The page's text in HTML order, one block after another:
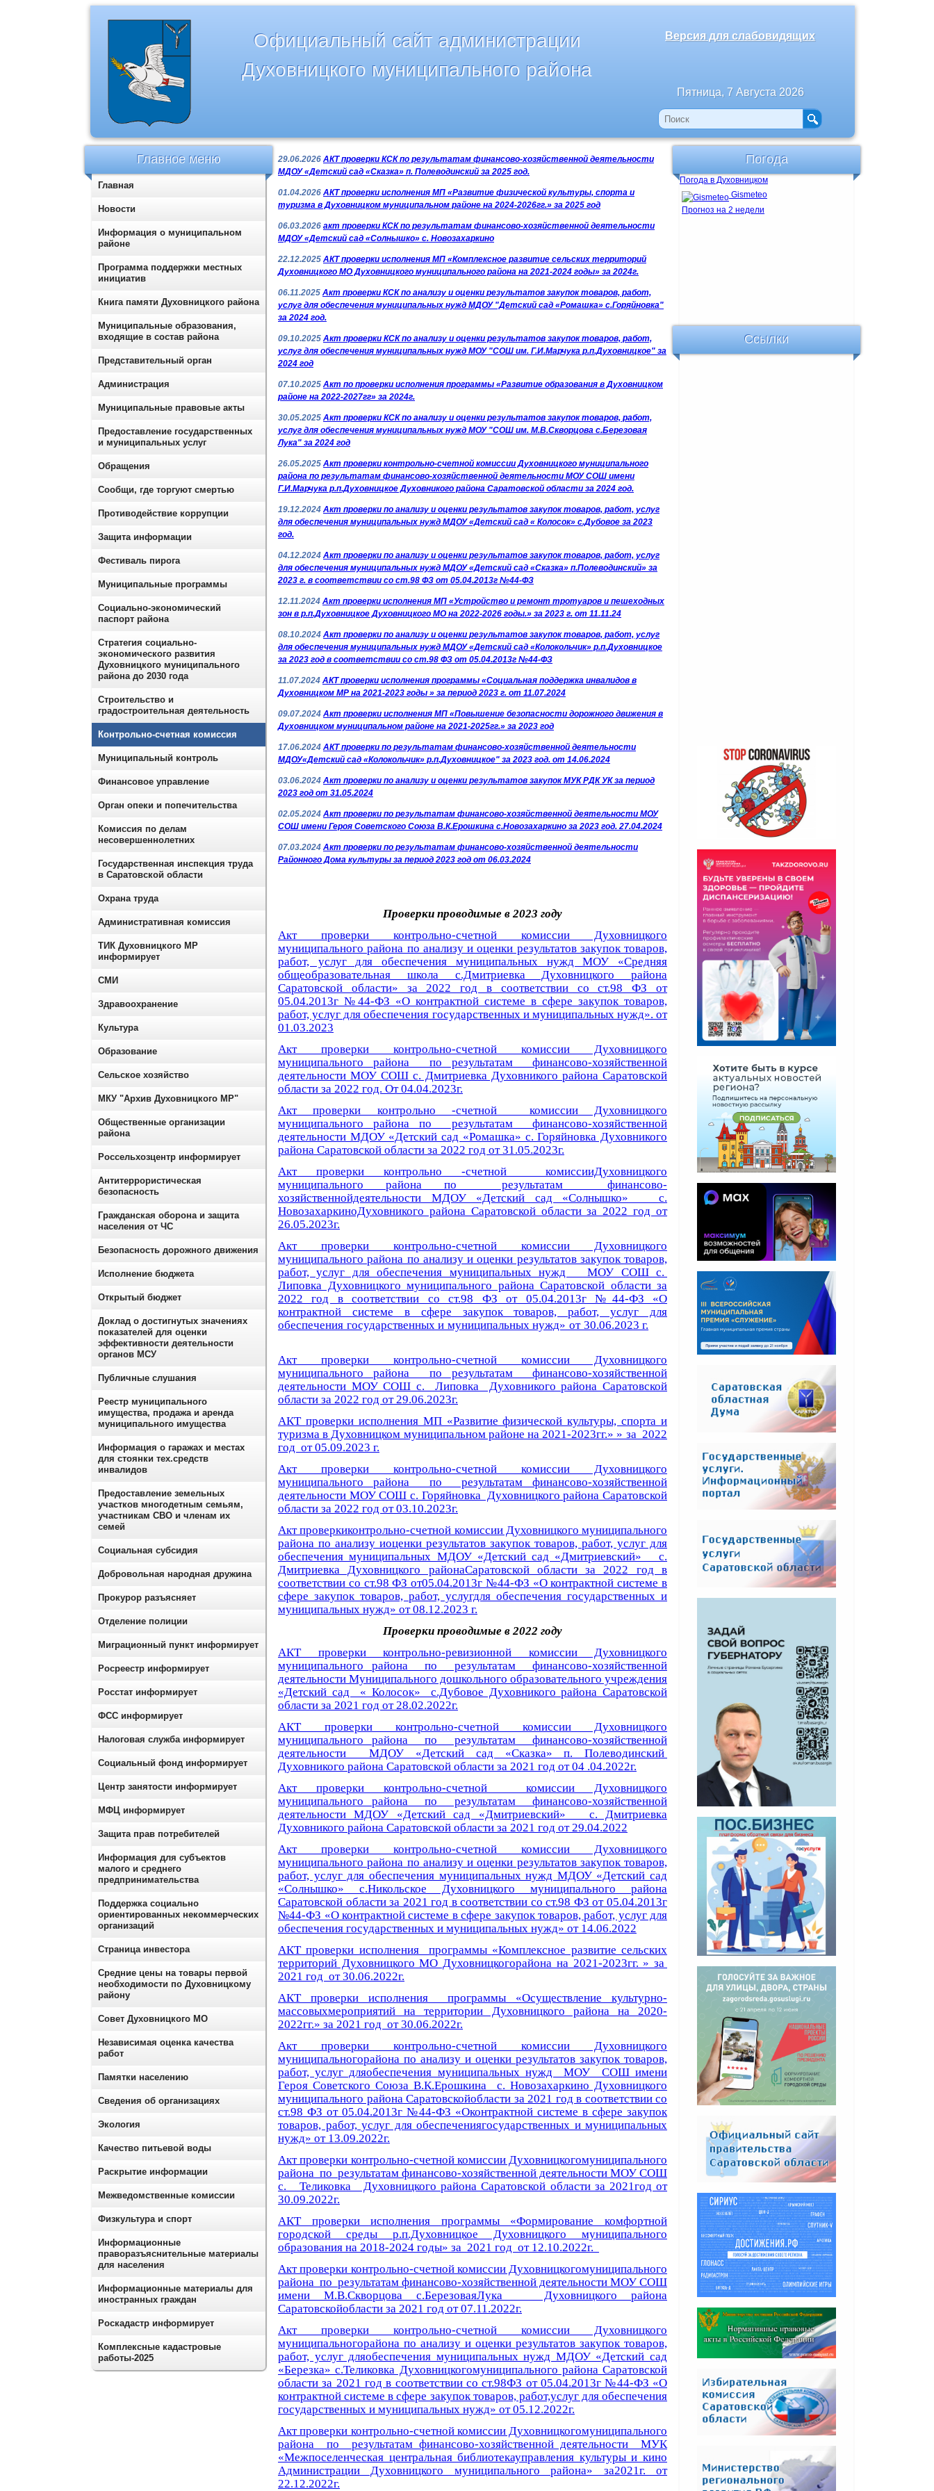
Официальный сайт администрации
Духовницкого муниципального района
Версия для слабовидящих
Пятница, 7 Августа 2026
29.06.2026 АКТ проверки КСК по результатам финансово-хозяйственной деятельности
МДОУ «Детский сад «Сказка» п. Полеводинский за 2025 год.
01.04.2026 АКТ проверки исполнения МП «Развитие физической культуры, спорта и
туризма в Духовницком муниципальном районе на 2024-2026гг.» за 2025 год
06.03.2026 акт проверки КСК по результатам финансово-хозяйственной деятельности
МДОУ «Детский сад «Солнышко» с. Новозахаркино
22.12.2025 АКТ проверки исполнения МП «Комплексное развитие сельских территорий
Духовницкого МО Духовницкого муниципального района на 2021-2024 годы» за 2024г.
06.11.2025 Акт проверки КСК по анализу и оценки результатов закупок товаров, работ,
услуг для обеспечения муниципальных нужд МДОУ "Детский сад «Ромашка» с.Горяйновка"
за 2024 год.
09.10.2025 Акт проверки КСК по анализу и оценки результатов закупок товаров, работ,
услуг для обеспечения муниципальных нужд МОУ "СОШ им. Г.И.Марчука р.п.Духовницкое" за
2024 год
07.10.2025 Акт по проверки исполнения программы «Развитие образования в Духовницком
районе на 2022-2027гг» за 2024г.
30.05.2025 Акт проверки КСК по анализу и оценки результатов закупок товаров, работ,
услуг для обеспечения муниципальных нужд МОУ "СОШ им. М.В.Скворцова с.Березовая
Лука" за 2024 год
26.05.2025 Акт проверки контрольно-счетной комиссии Духовницкого муниципального
района по результатам финансово-хозяйственной деятельности МОУ СОШ имени
Г.И.Марчука р.п.Духовницкое Духовникого района Саратовской области за 2024 год.
19.12.2024 Акт проверки по анализу и оценки результатов закупок товаров, работ, услуг
для обеспечения муниципальных нужд МДОУ «Детский сад « Колосок» с.Дубовое за 2023
год.
04.12.2024 Акт проверки по анализу и оценки результатов закупок товаров, работ, услуг
для обеспечения муниципальных нужд МДОУ «Детский сад «Сказка» п.Полеводинский» за
2023 г. в соответствии со ст.98 ФЗ от 05.04.2013г №44-ФЗ
12.11.2024 Акт проверки исполнения МП «Устройство и ремонт тротуаров и пешеходных
зон в р.п.Духовницкое Духовницкого МО на 2022-2026 годы.» за 2023 г. от 11.11.24
08.10.2024 Акт проверки по анализу и оценки результатов закупок товаров, работ, услуг
для обеспечения муниципальных нужд МДОУ «Детский сад «Колокольчик» р.п.Духовницкое
за 2023 год в соответствии со ст.98 ФЗ от 05.04.2013г №44-ФЗ
11.07.2024 АКТ проверки исполнения программы «Социальная поддержка инвалидов в
Духовницком МР на 2021-2023 годы » за период 2023 г. от 11.07.2024
09.07.2024 Акт проверки исполнения МП «Повышение безопасности дорожного движения в
Духовницком муниципальном районе на 2021-2025гг.» за 2023 год
17.06.2024 АКТ проверки по результатам финансово-хозяйственной деятельности
МДОУ«Детский сад «Колокольчик» р.п.Духовницкое" за 2023 год. от 14.06.2024
03.06.2024 Акт проверки по анализу и оценки результатов закупок МУК РДК УК за период
2023 год от 31.05.2024
02.05.2024 Акт проверки по результатам финансово-хозяйственной деятельности МОУ
СОШ имени Героя Советского Союза В.К.Ерошкина с.Новозахаркино за 2023 год. 27.04.2024
07.03.2024 Акт проверки по результатам финансово-хозяйственной деятельности
Районного Дома культуры за период 2023 год от 06.03.2024
Проверки проводимые в 2023 году
Акт проверки контрольно-счетной комиссии Духовницкого
муниципального района по анализу и оценки результатов закупок товаров,
работ, услуг для обеспечения муниципальных нужд МОУ «Средняя
общеобразовательная школа с.Дмитриевка Духовницкого района
Саратовской области» за 2022 год в соответствии со ст.98 ФЗ от
05.04.2013г №44-ФЗ «О контрактной системе в сфере закупок товаров,
работ, услуг для обеспечения государственных и муниципальных нужд». от
01.03.2023
Акт проверки контрольно-счетной комиссии Духовницкого
муниципального района по результатам финансово-хозяйственной
деятельности МОУ СОШ с. Дмитриевка Духовникого района Саратовской
области за 2022 год. От 04.04.2023г.
Акт проверки контрольно -счетной комиссии Духовницкого
муниципального района по результатам финансово-хозяйственной
деятельности МДОУ «Детский сад «Ромашка» с. Горяйновка Духовникого
района Саратовской области за 2022 год от 31.05.2023г.
Акт проверки контрольно -счетной комиссииДуховницкого
муниципального района по результатам финансово-
хозяйственнойдеятельности МДОУ «Детский сад «Солнышко» с.
НовозахаркиноДуховникого района Саратовской области за 2022 год от
26.05.2023г.
Акт проверки контрольно-счетной комиссии Духовницкого
муниципального района по анализу и оценки результатов закупок товаров,
работ, услуг для обеспечения муниципальных нужд МОУ СОШ с.
Липовка Духовницкого муниципального района Саратовской области за
2022 год в соответствии со ст.98 ФЗ от 05.04.2013г №44-ФЗ «О
контрактной системе в сфере закупок товаров, работ, услуг для
обеспечения государственных и муниципальных нужд» от 30.06.2023 г.
Акт проверки контрольно-счетной комиссии Духовницкого
муниципального района по результатам финансово-хозяйственной
деятельности МОУ СОШ с. Липовка Духовникого района Саратовской
области за 2022 год от 29.06.2023г.
АКТ проверки исполнения МП «Развитие физической культуры, спорта и
туризма в Духовницком муниципальном районе на 2021-2023гг.» » за 2022
год от 05.09.2023 г.
Акт проверки контрольно-счетной комиссии Духовницкого
муниципального района по результатам финансово-хозяйственной
деятельности МОУ СОШ с. Горяйновка Духовницкого района Саратовской
области за 2022 год от 03.10.2023г.
Акт проверкиконтрольно-счетной комиссии Духовницкого муниципального
района по анализу иоценки результатов закупок товаров, работ, услуг для
обеспечения муниципальных МДОУ «Детский сад «Дмитриевский» с.
Дмитриевка Духовницкого районаСаратовской области за 2022 год в
соответствии со ст.98 ФЗ от05.04.2013г №44-ФЗ «О контрактной системе в
сфере закупок товаров, работ, услугдля обеспечения государственных и
муниципальных нужд» от 08.12.2023 г.
Проверки проводимые в 2022 году
АКТ проверки контрольно-ревизионной комиссии Духовницкого
муниципального района по результатам финансово-хозяйственной
деятельности Муниципального дошкольного образовательного учреждения
«Детский сад « Колосок» с.Дубовое Духовникого района Саратовской
области за 2021 год от 28.02.2022г.
АКТ проверки контрольно-счетной комиссии Духовницкого
муниципального района по результатам финансово-хозяйственной
деятельности МДОУ «Детский сад «Сказка» п. Полеводинский
Духовникого района Саратовской области за 2021 год от 04 .04.2022г.
Акт проверки контрольно-счетной комиссии Духовницкого
муниципального района по результатам финансово-хозяйственной
деятельности МДОУ «Детский сад «Дмитриевский» с. Дмитриевка
Духовникого района Саратовской области за 2021 год от 29.04.2022
Акт проверки контрольно-счетной комиссии Духовницкого
муниципального района по анализу и оценки результатов закупок товаров,
работ, услуг для обеспечения муниципальных нужд МДОУ «Детский сад
«Солнышко» с.Никольское Духовницкого муниципального района
Саратовской области за 2021 год в соответствии со ст.98 ФЗ от 05.04.2013г
№44-ФЗ «О контрактной системе в сфере закупок товаров, работ, услуг для
обеспечения государственных и муниципальных нужд» от 14.06.2022
АКТ проверки исполнения программы «Комплексное развитие сельских
территорий Духовницкого МО Духовницкогорайона на 2021-2023гг. » за
2021 год от 30.06.2022г.
АКТ проверки исполнения программы «Осуществление культурно-
массовыхмероприятий на территории Духовницкого района на 2020-
2022гг.» за 2021 год от 30.06.2022г.
Акт проверки контрольно-счетной комиссии Духовницкого
муниципальногорайона по анализу и оценки результатов закупок товаров,
работ, услуг дляобеспечения муниципальных нужд МОУ СОШ имени
Героя Советского Союза В.К.Ерошкина с. Новозахаркино Духовницкого
муниципального района Саратовскойобласти за 2021 год в соответствии со
ст.98 ФЗ от 05.04.2013г №44-ФЗ «Оконтрактной системе в сфере закупок
товаров, работ, услуг для обеспечениягосударственных и муниципальных
нужд» от 13.09.2022г.
Акт проверки контрольно-счетной комиссии Духовницкогомуниципального
района по результатам финансово-хозяйственной деятельности МОУ СОШ
с. Теликовка Духовницкого района Саратовской области за 2021год от
30.09.2022г.
АКТ проверки исполнения программы «Формирование комфортной
городской среды р.п.Духовницкое Духовницкого муниципального
образования на 2018-2024 годы» за 2021 год от 12.10.2022г.
Акт проверки контрольно-счетной комиссии Духовницкогомуниципального
района по результатам финансово-хозяйственной деятельности МОУ СОШ
имени М.В.Скворцова с.БерезоваяЛука Духовницкого района
Саратовскойобласти за 2021 год от 07.11.2022г.
Акт проверки контрольно-счетной комиссии Духовницкого
муниципальногорайона по анализу и оценки результатов закупок товаров,
работ, услуг дляобеспечения муниципальных нужд МДОУ «Детский сад
«Березка» с.Теликовка Духовницкогомуниципального района Саратовской
области за 2021 год в соответствии со ст.98ФЗ от 05.04.2013г №44-ФЗ «О
контрактной системе в сфере закупок товаров, работ,услуг для обеспечения
государственных и муниципальных нужд» от 05.12.2022г.
Акт проверки контрольно-счетной комиссии Духовницкогомуниципального
района по результатам финансово-хозяйственной деятельности МУК
«Межпоселенческая центральная библиотекауправления культуры и кино
Администрации Духовницкого муниципального района» за2021г. от
22.12.2022г.
Главное меню
Главная
Новости
Информация о муниципальном
районе
Программа поддержки местных
инициатив
Книга памяти Духовницкого района
Муниципальные образования,
входящие в состав района
Представительный орган
Администрация
Муниципальные правовые акты
Предоставление государственных
и муниципальных услуг
Обращения
Сообщи, где торгуют смертью
Противодействие коррупции
Защита информации
Фестиваль пирога
Муниципальные программы
Социально-экономический
паспорт района
Стратегия социально-
экономического развития
Духовницкого муниципального
района до 2030 года
Строительство и
градостроительная деятельность
Контрольно-счетная комиссия
Муниципальный контроль
Финансовое управление
Орган опеки и попечительства
Комиссия по делам
несовершеннолетних
Государственная инспекция труда
в Саратовской области
Охрана труда
Административная комиссия
ТИК Духовницкого МР
информирует
СМИ
Здравоохранение
Культура
Образование
Сельское хозяйство
МКУ "Архив Духовницкого МР"
Общественные организации
района
Россельхозцентр информирует
Антитеррористическая
безопасность
Гражданская оборона и защита
населения от ЧС
Безопасность дорожного движения
Исполнение бюджета
Открытый бюджет
Доклад о достигнутых значениях
показателей для оценки
эффективности деятельности
органов МСУ
Публичные слушания
Реестр муниципального
имущества, продажа и аренда
муниципального имущества
Информация о гаражах и местах
для стоянки тех.средств
инвалидов
Предоставление земельных
участков многодетным семьям,
участникам СВО и членам их
семей
Социальная субсидия
Добровольная народная дружина
Прокурор разъясняет
Отделение полиции
Миграционный пункт информирует
Росреестр информирует
Росстат информирует
ФСС информирует
Налоговая служба информирует
Социальный фонд информирует
Центр занятости информирует
МФЦ информирует
Защита прав потребителей
Информация для субъектов
малого и среднего
предпринимательства
Поддержка социально
ориентированных некоммерческих
организаций
Страница инвестора
Средние цены на товары первой
необходимости по Духовницкому
району
Совет Духовницкого МО
Независимая оценка качества
работ
Памятки населению
Сведения об организациях
Экология
Качество питьевой воды
Раскрытие информации
Межведомственные комиссии
Физкультура и спорт
Информационные
праворазъяснительные материалы
для населения
Информационные материалы для
иностранных граждан
Роскадастр информирует
Комплексные кадастровые
работы-2025
Погода
Погода в Духовницком
Gismeteo
Прогноз на 2 недели
Ссылки